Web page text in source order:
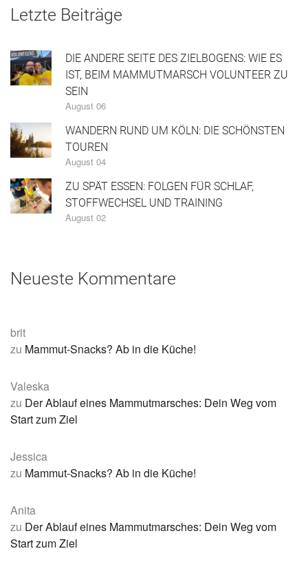
Letzte Beiträge
DIE ANDERE SEITE DES ZIELBOGENS: WIE ES
IST, BEIM MAMMUTMARSCH VOLUNTEER ZU
SEIN
August 06
WANDERN RUND UM KÖLN: DIE SCHÖNSTEN
TOUREN
August 04
ZU SPÄT ESSEN: FOLGEN FÜR SCHLAF,
STOFFWECHSEL UND TRAINING
August 02
Neueste Kommentare
brit
zu Mammut-Snacks? Ab in die Küche!
Valeska
zu Der Ablauf eines Mammutmarsches: Dein Weg vom
Start zum Ziel
Jessica
zu Mammut-Snacks? Ab in die Küche!
Anita
zu Der Ablauf eines Mammutmarsches: Dein Weg vom
Start zum Ziel